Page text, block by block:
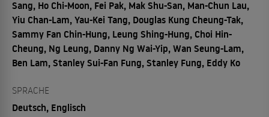
Sang, Ho Chi-Moon, Fei Pak, Mak Shu-San, Man-Chun Lau,
Yiu Chan-Lam, Yau-Kei Tang, Douglas Kung Cheung-Tak,
Sammy Fan Chin-Hung, Leung Shing-Hung, Choi Hin-
Cheung, Ng Leung, Danny Ng Wai-Yip, Wan Seung-Lam,
Ben Lam, Stanley Sui-Fan Fung, Stanley Fung, Eddy Ko
SPRACHE
Deutsch, Englisch